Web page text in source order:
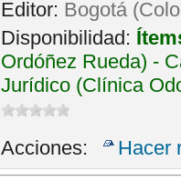
Editor: Bogotá
Disponibilidad:
Ordóñez Rueda) -
Jurídico (Clínica
Acciones: Hacer